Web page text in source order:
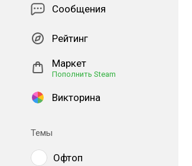
Сообщения
Рейтинг
Маркет
Пополнить Steam
Викторина
Темы
Офтоп